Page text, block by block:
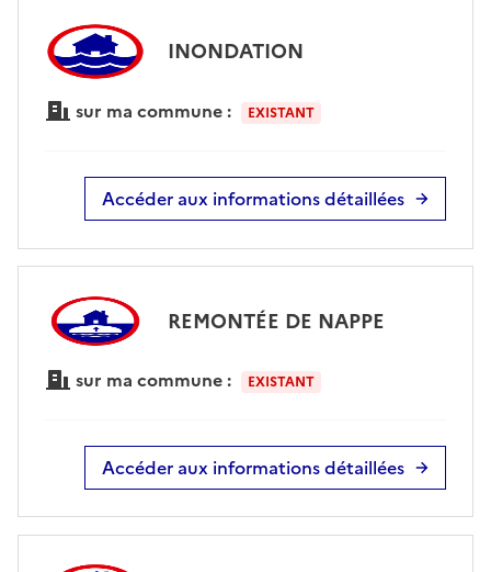
INONDATION
sur ma commune : EXISTANT
Accéder aux informations détaillées
REMONTÉE DE NAPPE
sur ma commune : EXISTANT
Accéder aux informations détaillées